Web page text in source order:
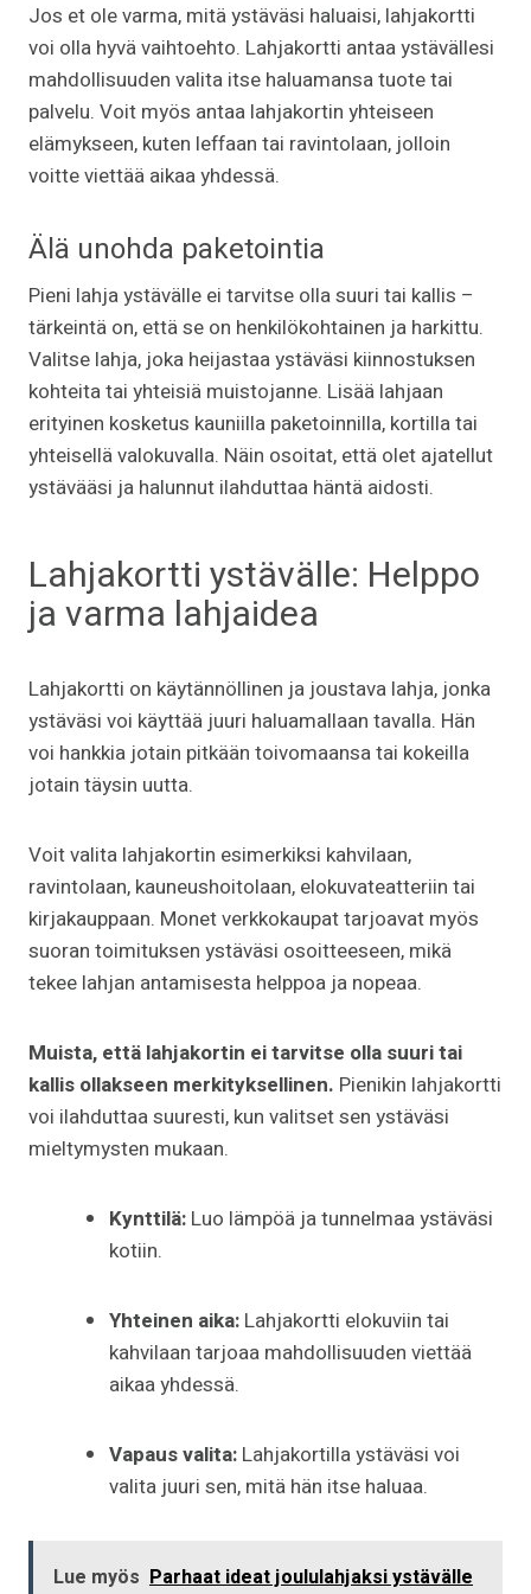
Jos et ole varma, mitä ystäväsi haluaisi, lahjakortti
voi olla hyvä vaihtoehto. Lahjakortti antaa ystävällesi
mahdollisuuden valita itse haluamansa tuote tai
palvelu. Voit myös antaa lahjakortin yhteiseen
elämykseen, kuten leffaan tai ravintolaan, jolloin
voitte viettää aikaa yhdessä.
Älä unohda paketointia
Pieni lahja ystävälle ei tarvitse olla suuri tai kallis –
tärkeintä on, että se on henkilökohtainen ja harkittu.
Valitse lahja, joka heijastaa ystäväsi kiinnostuksen
kohteita tai yhteisiä muistojanne. Lisää lahjaan
erityinen kosketus kauniilla paketoinnilla, kortilla tai
yhteisellä valokuvalla. Näin osoitat, että olet ajatellut
ystävääsi ja halunnut ilahduttaa häntä aidosti.
Lahjakortti ystävälle: Helppo
ja varma lahjaidea
Lahjakortti on käytännöllinen ja joustava lahja, jonka
ystäväsi voi käyttää juuri haluamallaan tavalla. Hän
voi hankkia jotain pitkään toivomaansa tai kokeilla
jotain täysin uutta.
Voit valita lahjakortin esimerkiksi kahvilaan,
ravintolaan, kauneushoitolaan, elokuvateatteriin tai
kirjakauppaan. Monet verkkokaupat tarjoavat myös
suoran toimituksen ystäväsi osoitteeseen, mikä
tekee lahjan antamisesta helppoa ja nopeaa.
Muista, että lahjakortin ei tarvitse olla suuri tai
kallis ollakseen merkityksellinen. Pienikin lahjakortti
voi ilahduttaa suuresti, kun valitset sen ystäväsi
mieltymysten mukaan.
Kynttilä: Luo lämpöä ja tunnelmaa ystäväsi
kotiin.
Yhteinen aika: Lahjakortti elokuviin tai
kahvilaan tarjoaa mahdollisuuden viettää
aikaa yhdessä.
Vapaus valita: Lahjakortilla ystäväsi voi
valita juuri sen, mitä hän itse haluaa.
Lue myös Parhaat ideat joululahjaksi ystävälle